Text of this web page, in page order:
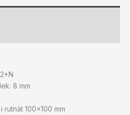
8 mm
rutnät 100×100 mm